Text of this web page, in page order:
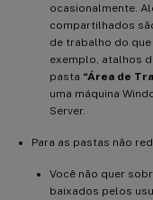
ocasionalmente.
compartilhados
de trabalho do
exemplo, atalhos
pasta “Área de
uma máquina
Server.
Para as pastas não
Você não quer
baixados pelos